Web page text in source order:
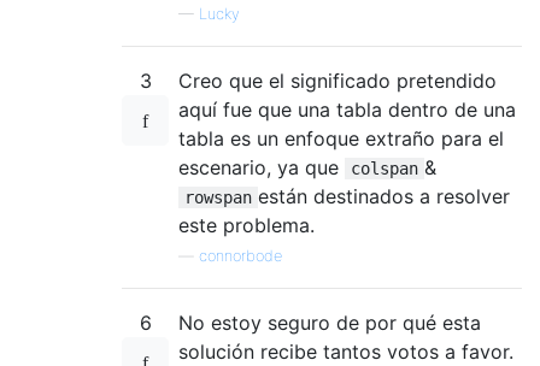
— Lucky
3
Creo que el significado pretendido
aquí fue que una tabla dentro de una
tabla es un enfoque extraño para el
escenario, ya que
colspan &
rowspan están destinados a resolver
este problema.
connorbode
6
No estoy seguro de por qué esta
solución recibe tantos votos a favor.